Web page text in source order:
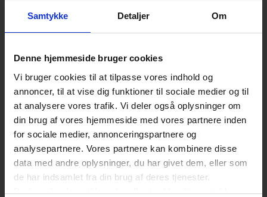
Samtykke Detaljer Om
Denne hjemmeside bruger cookies
Vi bruger cookies til at tilpasse vores indhold og
annoncer, til at vise dig funktioner til sociale medier og til
at analysere vores trafik. Vi deler også oplysninger om
din brug af vores hjemmeside med vores partnere inden
for sociale medier, annonceringspartnere og
analysepartnere. Vores partnere kan kombinere disse
data med andre oplysninger, du har givet dem, eller som
de har indsamlet fra din brug af deres tjenester.
Du kan til enhver tid ændre eller trække dit samtykke